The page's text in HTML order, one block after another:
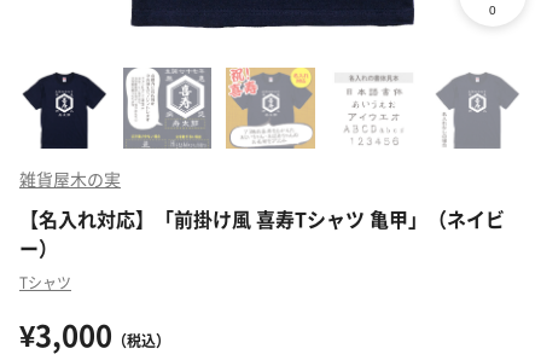
雑貨屋木の実
【名入れ対応】「前掛け風 喜寿Tシャツ 亀甲」（ネイビ
ー）
Tシャツ
¥3,000 （税込）